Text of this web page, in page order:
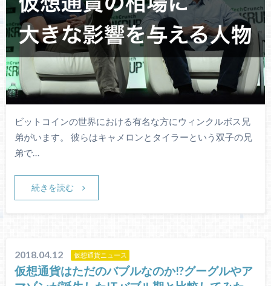
ビットコインの世界における有名な方にウィンクルボス兄
弟がいます。 彼らはキャメロンとタイラーという双子の兄
弟で…
続きを読む
2018.04.12 仮想通貨ニュース
仮想通貨はただのバブルなのか!?グーグルやア